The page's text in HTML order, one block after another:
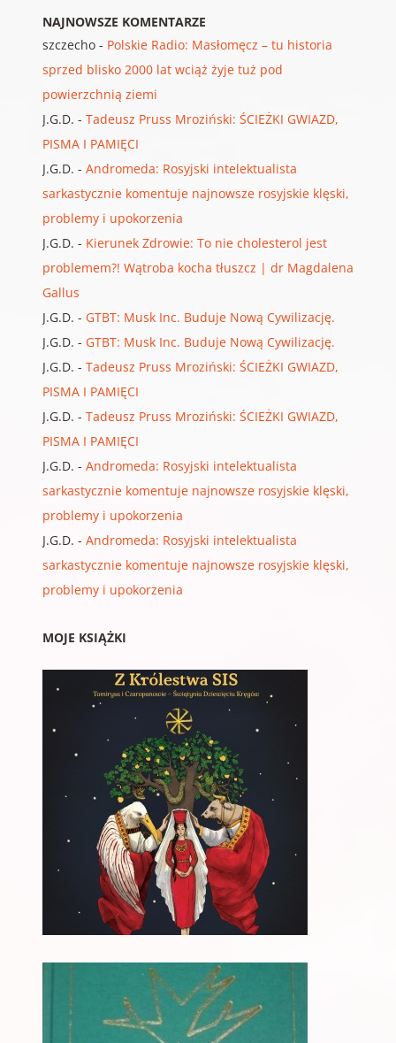
NAJNOWSZE KOMENTARZE
szczecho- Polskie Radio: Masłomęcz – tu historia
sprzed blisko 2000 lat wciąż żyje tuż pod
powierzchnią ziemi
J.G.D. - Tadeusz Pruss Mroziński: ŚCIEŻKI GWIAZD,
PISMA I PAMIĘCI
J.G.D. - Andromeda: Rosyjski intelektualista
sarkastycznie komentuje najnowsze rosyjskie klęski,
problemy i upokorzenia
J.G.D. - Kierunek Zdrowie: To nie cholesterol jest
problemem?! Wątroba kocha tłuszcz | dr Magdalena
Gallus
J.G.D. - GTBT: Musk Inc. Buduje Nową Cywilizację.
J.G.D. - GTBT: Musk Inc. Buduje Nową Cywilizację.
J.G.D. - Tadeusz Pruss Mroziński: ŚCIEŻKI GWIAZD,
PISMA I PAMIĘCI
J.G.D. - Tadeusz Pruss Mroziński: ŚCIEŻKI GWIAZD,
PISMA I PAMIĘCI
J.G.D. - Andromeda: Rosyjski intelektualista
sarkastycznie komentuje najnowsze rosyjskie klęski,
problemy i upokorzenia
J.G.D. - Andromeda: Rosyjski intelektualista
sarkastycznie komentuje najnowsze rosyjskie klęski,
problemy i upokorzenia
MOJE KSIĄŻKI